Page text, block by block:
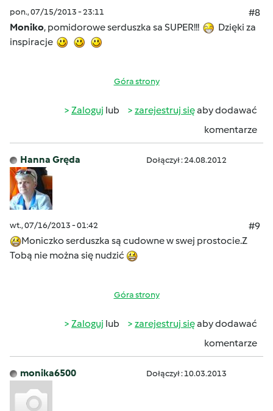
pon., 07/15/2013 - 23:11
#8
Moniko, pomidorowe serduszka sa SUPER!!!
Dzięki za
inspiracje
Góra strony
Zaloguj lub zarejestruj sięaby dodawać
komentarze
Hanna Gręda Dołączył : 24.08.2012
wt., 07/16/2013 - 01:42
#9
Moniczko serduszka są cudowne w swej prostocie.Z
Tobą nie można się nudzić
Góra strony
Zaloguj lub zarejestruj sięaby dodawać
komentarze
monika6500 Dołączył : 10.03.2013